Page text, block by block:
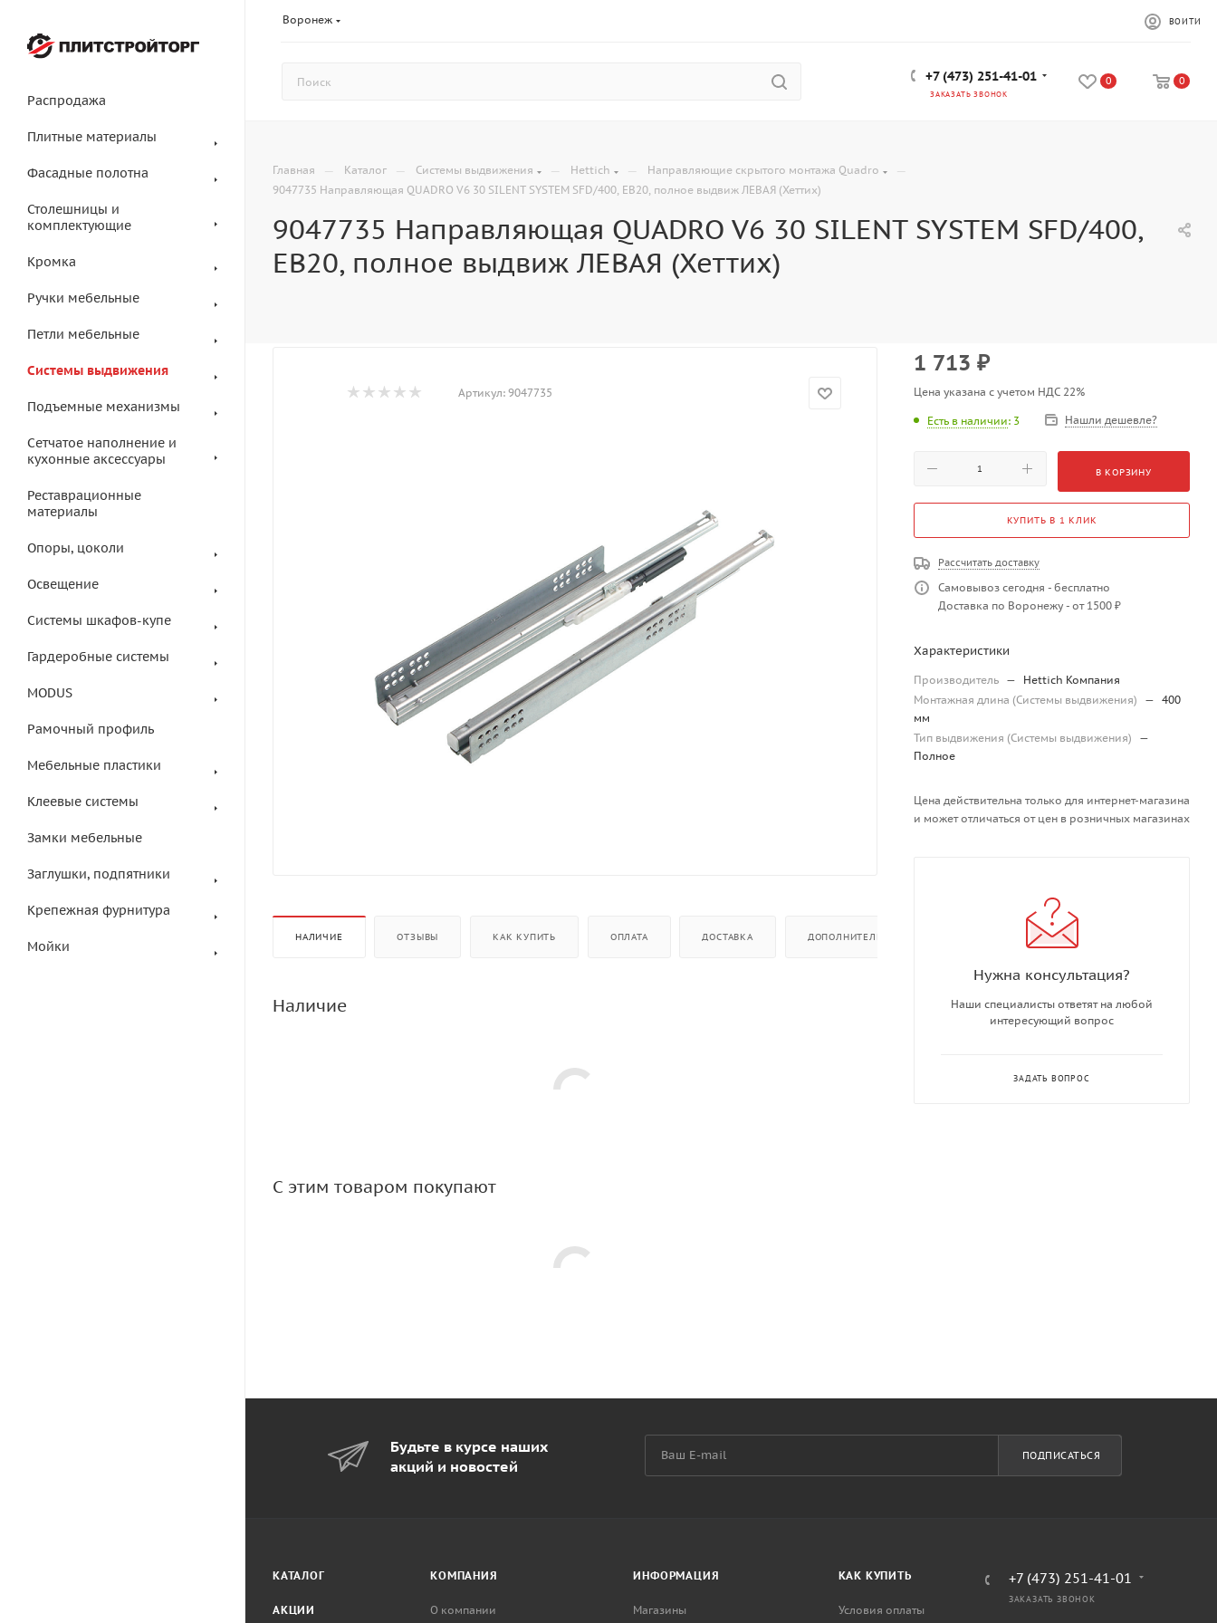
Воронеж ВОЙТИ
+7 (473) 251-41-01
ЗАКАЗАТЬ ЗВОНОК
0 0
Распродажа
Плитные материалы
Фасадные полотна
Столешницы и
комплектующие
Кромка
Ручки мебельные
Петли мебельные
Системы выдвижения
Подъемные механизмы
Сетчатое наполнение и
кухонные аксессуары
Реставрационные
материалы
Опоры, цоколи
Освещение
Системы шкафов-купе
Гардеробные системы
MODUS
Рамочный профиль
Мебельные пластики
Клеевые системы
Замки мебельные
Заглушки, подпятники
Крепежная фурнитура
Мойки
Главная — Каталог — Системы выдвижения — Hettich — Направляющие скрытого монтажа Quadro —
9047735 Направляющая QUADRO V6 30 SILENT SYSTEM SFD/400, EB20, полное выдвиж ЛЕВАЯ (Хеттих)
9047735 Направляющая QUADRO V6 30 SILENT SYSTEM SFD/400,
EB20, полное выдвиж ЛЕВАЯ (Хеттих)
Артикул: 9047735
НАЛИЧИЕ ОТЗЫВЫ КАК КУПИТЬ ОПЛАТА ДОСТАВКА ДОПОЛНИТЕЛЬНО
Наличие
С этим товаром покупают
1 713 ₽
Цена указана с учетом НДС 22%
Есть в наличии: 3 Нашли дешевле?
В КОРЗИНУ
КУПИТЬ В 1 КЛИК
Рассчитать доставку
Самовывоз сегодня - бесплатно
Доставка по Воронежу - от 1500 ₽
Характеристики
Производитель —
Hettich Компания
Монтажная длина (Системы выдвижения)
— 400
мм
Тип выдвижения (Системы выдвижения)
—
Полное
Цена действительна только для интернет-магазина
и может отличаться от цен в розничных магазинах
Нужна консультация?
Наши специалисты ответят на любой
интересующий вопрос
ЗАДАТЬ ВОПРОС
Будьте в курсе наших
акций и новостей
ПОДПИСАТЬСЯ
КАТАЛОГ
АКЦИИ
КОМПАНИЯ
О компании
ИНФОРМАЦИЯ
Магазины
КАК КУПИТЬ
Условия оплаты
+7 (473) 251-41-01
ЗАКАЗАТЬ ЗВОНОК